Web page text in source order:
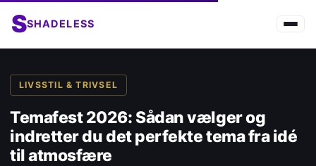
SSHADELESS
LIVSSTIL & TRIVSEL
Temafest 2026: Sådan vælger og
indretter du det perfekte tema fra idé
til atmosfære